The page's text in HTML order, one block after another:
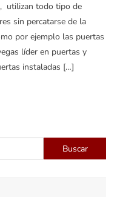
utilizan todo tipo de
sin percatarse de la
por ejemplo las puertas
líder en puertas y
instaladas […]
Buscar: